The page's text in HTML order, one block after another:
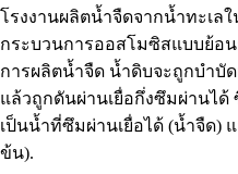
โรงงานผลิตน้ำจืดจากน้ำทะเล
กระบวนการออสโมซิสแบบย้อนก
การผลิตน้ำจืด น้ำดิบจะถูกบำบั
แล้วถูกดันผ่านเยื่อกึ่งซึมผ่านไ
เป็นน้ำที่ซึมผ่านเยื่อได้ (น้ำจืด)
ข้น).